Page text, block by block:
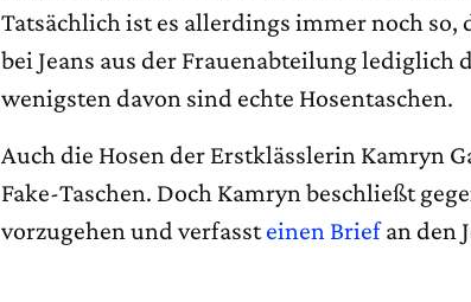
Tatsächlich ist es allerdings immer noch so,
bei Jeans aus der Frauenabteilung lediglich
wenigsten davon sind echte Hosentaschen.
Auch die Hosen der Erstklässlerin Kamryn
Fake-Taschen. Doch Kamryn beschließt
vorzugehen und verfassteinen Briefan den